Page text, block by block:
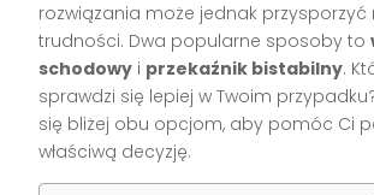
rozwiązania może jednak przysporzyć
trudności. Dwa popularne sposoby to
schodowy i przekaźnik bistabilny.
sprawdzi się lepiej w Twoim
się bliżej obu opcjom, aby pomóc Ci
właściwą decyzję.